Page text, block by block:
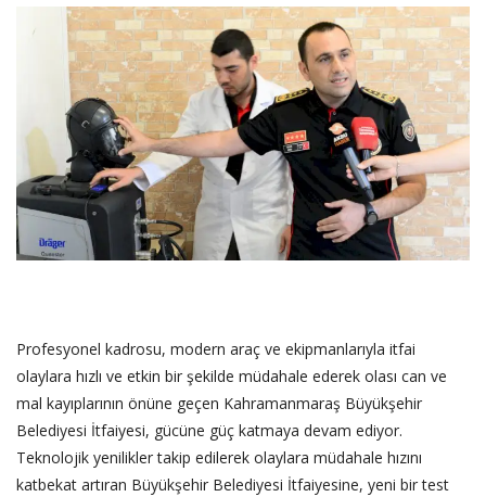
FİRMA HABER
OTURUM AÇ
KAYIT
Profesyonel kadrosu, modern araç ve ekipmanlarıyla itfai
olaylara hızlı ve etkin bir şekilde müdahale ederek olası can ve
mal kayıplarının önüne geçen Kahramanmaraş Büyükşehir
Belediyesi İtfaiyesi, gücüne güç katmaya devam ediyor.
Teknolojik yenilikler takip edilerek olaylara müdahale hızını
katbekat artıran Büyükşehir Belediyesi İtfaiyesine, yeni bir test